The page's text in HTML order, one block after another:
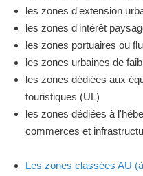
les zones d'extension
les zones d'intérêt
les zones portuaires ou
les zones urbaines de
les zones dédiées aux
touristiques (UL)
les zones dédiées à
commerces et
Les zones classées AU